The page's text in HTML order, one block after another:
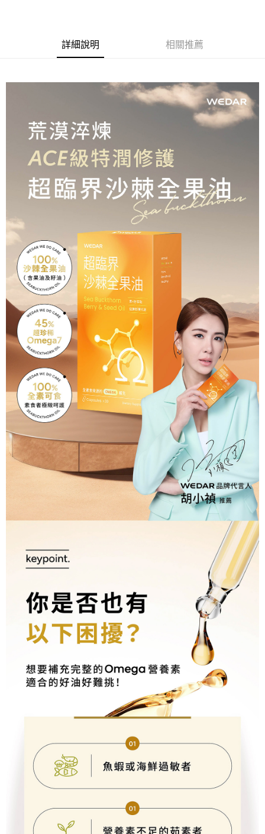
法說明評估內容。
2.透過簡訊連結打開帳單後，可選擇「超商條碼／台灣大直營門市／銀行轉
帳／街口支付／iPASS MONEY」等通路繳費。
1.本服務係由「台灣大哥大股份有限公司」（以下簡稱本公司）所提供，讓
用戶於交易時，得透過本服務購買商品或服務，並由商店將買賣／分期付款
買賣價金債權讓與本公司後，依約使用本公司帳單繳交帳款。
2.基於同意付款使用「大哥付你分期」之契約關係目的，商店將以您的個人
由本公司與您本人進行分期帳單所需資料之確認、核對及更正。
3.完整用戶服務條款，請詳閱以下連結：https://oppay.tw/userRule
２．便利：只要手機號碼，簡訊認證，即可結帳。
３．安心：先確認商品／服務後，再付款。
１．於結帳方式選擇「AFTEE先享後付」後，將跳轉至「AFTEE先享後付」
結帳頁面，進行簡訊認證並確認金額後，即可完成結帳。
２．訂單成立數日內，您將收到繳費通知簡訊。
３．收到繳費通知簡訊後14天內，點擊此簡訊中的連結，可透過四大超商／
ATM／網路銀行／等多元方式進行付款，方視為交易完成。
※ 請注意：結帳手續完成當下不需立刻繳費，但若您需要取消訂單，請聯絡
後付繳納相關費用。
※ 交易是否成功請以「AFTEE先享後付 」之結帳頁面顯示為準，若有關於
是否繳費成功／繳費後需取消欲退款等相關疑問，請聯繫「AFTEE先享後付
客戶支援中心」 https://netprotections.freshdesk.com/support/home
１．透過由恩沛科技股份有限公司提供之「AFTEE先享後付」服務完成之交
易，需依本服務之必要範圍內提供個人資料，並將交易相關給付款項請求債
權轉讓予恩沛科技股份有限公司。
２．關於個人資料處理事宜，請瀏覽以下網址：
https://aftee.tw/terms/#terms3
３．未成年的使用者請事先徵得法定代理人或監護人之同意方可使用
「AFTEE先享後付」，若未經同意申辦者引起之損失，本公司不負相關責
４．使用「AFTEE先享後付」時，將依據個別帳號之用戶狀況，依本公司即
時審查核予不同之上限額度；若仍有額度不足之情形，本公司將視審查結果
請求用戶進行身份認證。
５．嚴禁一人註冊多個帳號或使用他人資訊註冊。若發現惡意使用之情形，
恩沛科技股份有限公司將有權停止該用戶之使用額度並採取法律行動。
會員帳號後，即可在購物車使用 Hami Point 折抵消費金額 (1點等於1元)。
每筆NT$85，滿NT$1,500(含以上)免運費
【全家超商取貨】先付款
每筆NT$85，滿NT$1,500(含以上)免運費
【7-11超商】取貨時付款
每筆NT$85，滿NT$1,500(含以上)免運費
【7-11超商取貨】先付款
每筆NT$85，滿NT$1,500(含以上)免運費
【宅配到府】先付款
每筆NT$85，滿NT$1,500(含以上)免運費
【宅配到府】貨到時付款
每筆NT$120，滿NT$1,500(含以上)免運費
詳細說明 相關推薦